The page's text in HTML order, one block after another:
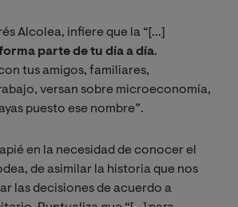
Alcolea, infiere que la “[…]
parte de tu día a día.
tus amigos, familiares,
versan sobre microeconomía,
puesto ese nombre”.
en la necesidad de conocer el
de asimilar la historia que nos
las decisiones de acuerdo a